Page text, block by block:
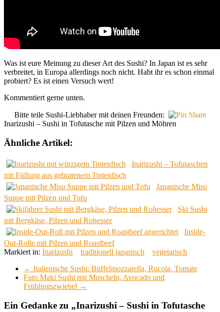
Was ist eure Meinung zu dieser Art des Sushi? In Japan ist es sehr
verbreitet, in Europa allerdings noch nicht. Habt ihr es schon einmal
probiert? Es ist einen Versuch wert!
Kommentiert gerne unten.
Bitte teile Sushi-Liebhaber mit deinen Freunden:
Inarizushi – Sushi in Tofutasche mit Pilzen und Möhren
Ähnliche Artikel:
Inarizushi – Tofutaschen
mit Füllung aus gebratenem Tintenfisch
Japanische Miso
Suppe mit Pilzen und Tofu
Ski Sushi
mit Bergkäse, Pilzen und Rohesser
Inside-
Out-Rolle mit Pilzen und Roastbeef
Markiert in: Inarizushi traditionell japanisch
vegetarisch
← Italienische Sushi: Büffelmozzarella, Rucola, Tomate
Futo Maki Sushi mit Muscheln, Avocado und
Frühlingszwiebel →
Ein Gedanke zu „Inarizushi – Sushi in Tofutasche